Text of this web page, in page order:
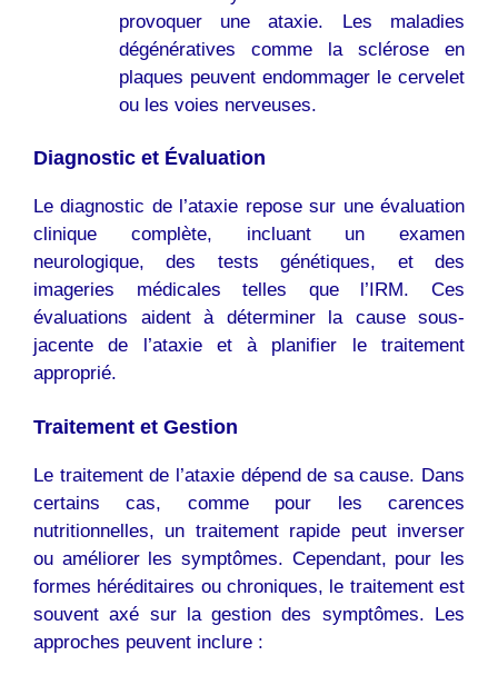
provoquer une ataxie. Les maladies
dégénératives comme la sclérose en
plaques peuvent endommager le cervelet
ou les voies nerveuses.
Diagnostic et Évaluation
Le diagnostic de l’ataxie repose sur une évaluation
clinique complète, incluant un examen
neurologique, des tests génétiques, et des
imageries médicales telles que l’IRM. Ces
évaluations aident à déterminer la cause sous-
jacente de l’ataxie et à planifier le traitement
approprié.
Traitement et Gestion
Le traitement de l’ataxie dépend de sa cause. Dans
certains cas, comme pour les carences
nutritionnelles, un traitement rapide peut inverser
ou améliorer les symptômes. Cependant, pour les
formes héréditaires ou chroniques, le traitement est
souvent axé sur la gestion des symptômes. Les
approches peuvent inclure :